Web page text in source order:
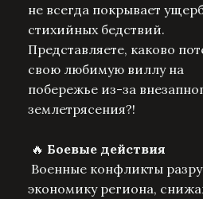
не всегда покрывает
стихийных бедствий.
Представляете, каково
свою любимую виллу на
побережье из-за
землетрясения?!
🔥 Боевые действия
Военные конфликты
экономику региона,